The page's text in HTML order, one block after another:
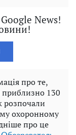
News!
про те,
130
розпочали
охоронному
про це